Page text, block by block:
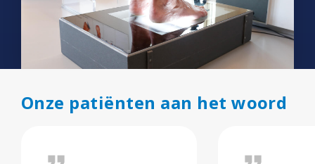
Onze patiënten aan het woord